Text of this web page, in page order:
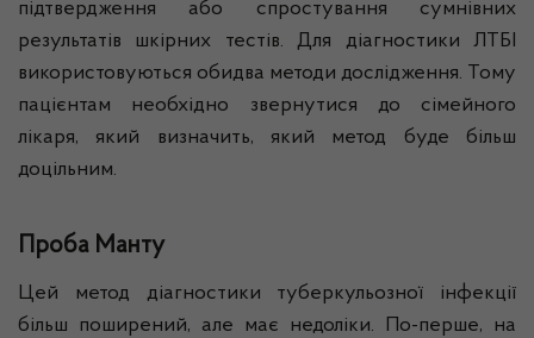
підтвердження або спростування сумнівних
результатів шкірних тестів. Для діагностики ЛТБІ
використовуються обидва методи дослідження. Тому
пацієнтам необхідно звернутися до сімейного
лікаря, який визначить, який метод буде більш
доцільним.
Проба Манту
Цей метод діагностики туберкульозної інфекції
більш поширений, але має недоліки. По-перше, на